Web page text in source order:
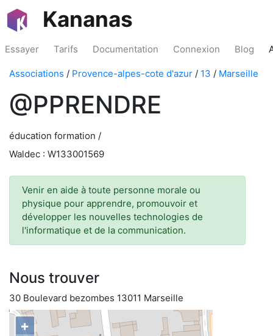
Kananas
Essayer Tarifs Documentation Connexion Blog
Associations / Provence-alpes-cote d'azur / 13 / Marseille
@PPRENDRE
éducation formation /
Waldec : W133001569
Venir en aide à toute personne morale ou
physique pour apprendre, promouvoir et
développer les nouvelles technologies de
l'informatique et de la communication.
Nous trouver
30 Boulevard bezombes 13011 Marseille
+